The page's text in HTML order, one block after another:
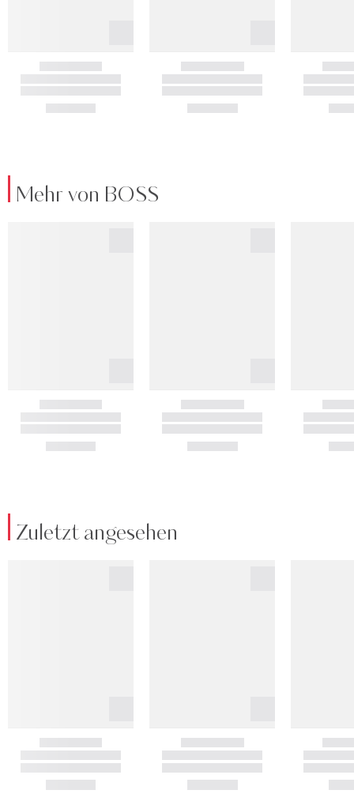
Mehr von BOSS
Zuletzt angesehen